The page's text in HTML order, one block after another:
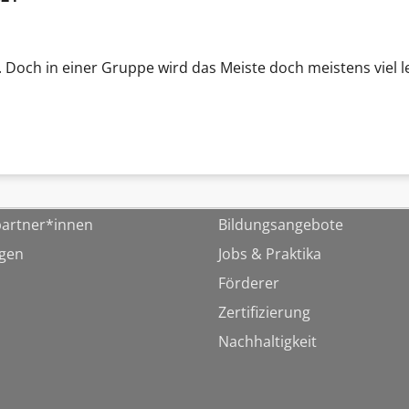
in einer Gruppe wird das Meiste doch meistens viel
Bildungsangebote
Jobs & Praktika
Förderer
Zertifizierung
Nachhaltigkeit